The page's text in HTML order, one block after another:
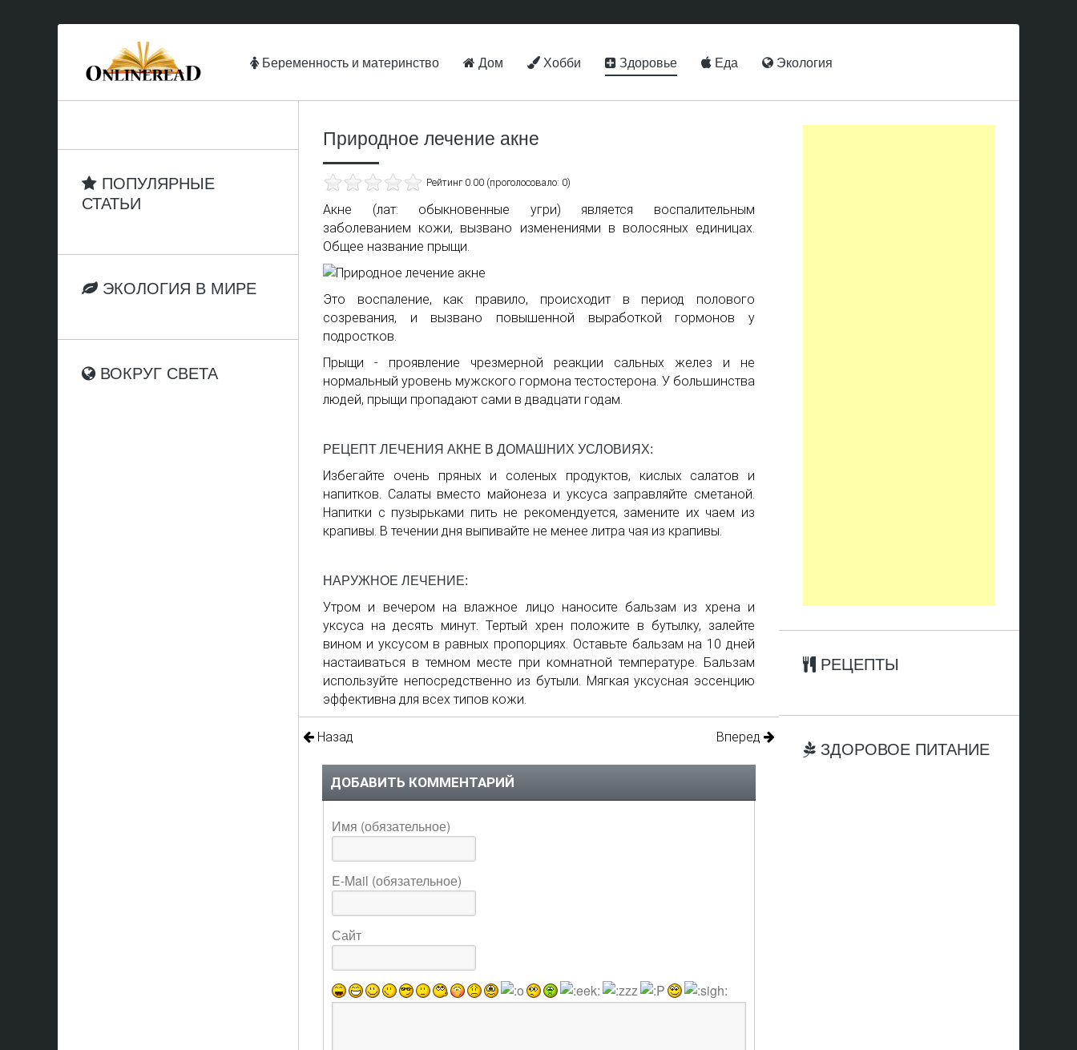
Беременность и материнство Дом Хобби Здоровье Еда Экология
Природное лечение акне
Рейтинг 0.00 (проголосовало: 0)
Акне (лат: обыкновенные угри) является воспалительным
заболеванием кожи, вызвано изменениями в волосяных единицах.
Общее название прыщи.
Это воспаление, как правило, происходит в период полового
созревания, и вызвано повышенной выработкой гормонов у
подростков.
Прыщи - проявление чрезмерной реакции сальных желез и не
нормальный уровень мужского гормона тестостерона. У большинства
людей, прыщи пропадают сами в двадцати годам.
РЕЦЕПТ ЛЕЧЕНИЯ АКНЕ В ДОМАШНИХ УСЛОВИЯХ:
Избегайте очень пряных и соленых продуктов, кислых салатов и
напитков. Салаты вместо майонеза и уксуса заправляйте сметаной.
Напитки с пузырьками пить не рекомендуется, замените их чаем из
крапивы. В течении дня выпивайте не менее литра чая из крапивы.
НАРУЖНОЕ ЛЕЧЕНИЕ:
Утром и вечером на влажное лицо наносите бальзам из хрена и
уксуса на десять минут. Тертый хрен положите в бутылку, залейте
вином и уксусом в равных пропорциях. Оставьте бальзам на 10 дней
настаиваться в темном месте при комнатной температуре. Бальзам
используйте непосредственно из бутыли. Мягкая уксусная эссенцию
эффективна для всех типов кожи.
Назад Вперед
ДОБАВИТЬ КОММЕНТАРИЙ
Имя (обязательное)
E-Mail (обязательное)
Сайт
РЕЦЕПТЫ
ЗДОРОВОЕ ПИТАНИЕ
ПОПУЛЯРНЫЕ
СТАТЬИ
ЭКОЛОГИЯ В МИРЕ
ВОКРУГ СВЕТА